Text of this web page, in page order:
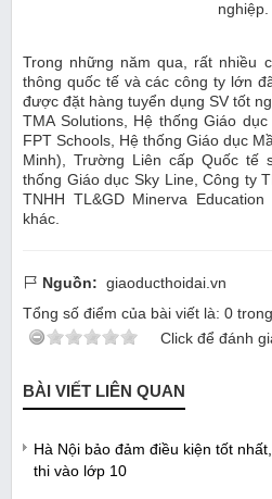
nghiệp.
Trong những năm qua, rất nhiều
thông quốc tế và các công ty lớn
được đặt hàng tuyển dụng SV tốt
TMA Solutions, Hệ thống Giáo
FPT Schools, Hệ thống Giáo dục
Minh), Trường Liên cấp Quốc tế
thống Giáo dục Sky Line, Công ty
TNHH TL&GD Minerva
khác.
Nguồn: giaoducthoidai.vn
Tổng số điểm của bài viết là: 0 trong
Click để đánh
BÀI VIẾT LIÊN QUAN
Hà Nội bảo đảm điều kiện tốt
thi vào lớp 10